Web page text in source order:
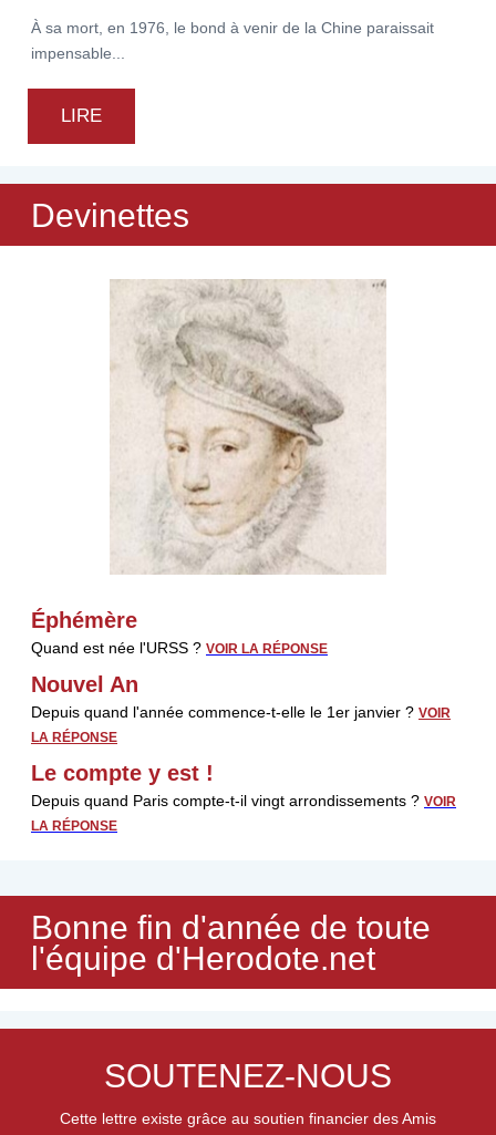
À sa mort, en 1976, le bond à venir de la Chine paraissait
impensable...
LIRE
Devinettes
Éphémère
Quand est née l'URSS ? VOIR LA RÉPONSE
Nouvel An
Depuis quand l'année commence-t-elle le 1er janvier ? VOIR
LA RÉPONSE
Le compte y est !
Depuis quand Paris compte-t-il vingt arrondissements ? VOIR
LA RÉPONSE
Bonne fin d'année de toute
l'équipe d'Herodote.net
SOUTENEZ-NOUS
Cette lettre existe grâce au soutien financier des Amis